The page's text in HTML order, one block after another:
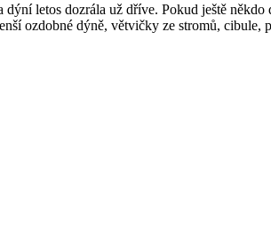
letos dozrála už dříve. Pokud ještě
ozdobné dýně, větvičky ze stromů, cibule,